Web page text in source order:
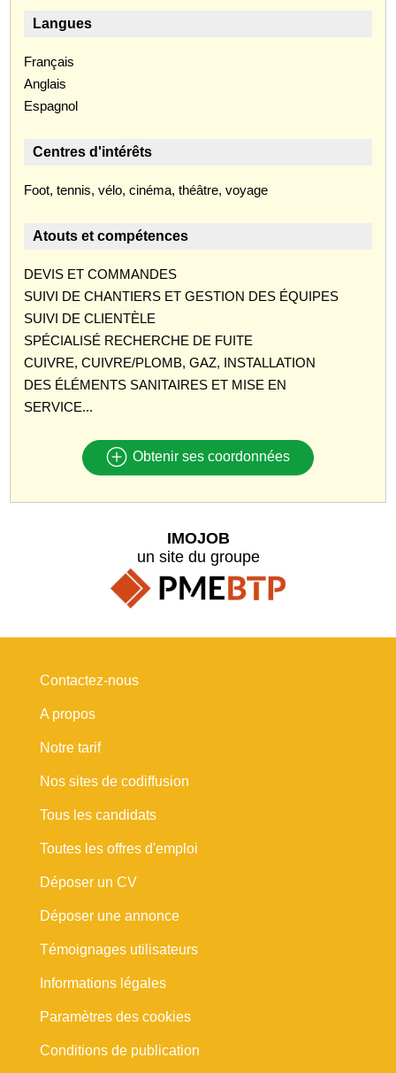
Langues
Français
Anglais
Espagnol
Centres d'intérêts
Foot, tennis, vélo, cinéma, théâtre, voyage
Atouts et compétences
DEVIS ET COMMANDES
SUIVI DE CHANTIERS ET GESTION DES ÉQUIPES
SUIVI DE CLIENTÈLE
SPÉCIALISÉ RECHERCHE DE FUITE
CUIVRE, CUIVRE/PLOMB, GAZ, INSTALLATION
DES ÉLÉMENTS SANITAIRES ET MISE EN
SERVICE...
Obtenir ses coordonnées
IMOJOB
un site du groupe
Contactez-nous
A propos
Notre tarif
Nos sites de codiffusion
Tous les candidats
Toutes les offres d'emploi
Déposer un CV
Déposer une annonce
Témoignages utilisateurs
Informations légales
Paramètres des cookies
Conditions de publication